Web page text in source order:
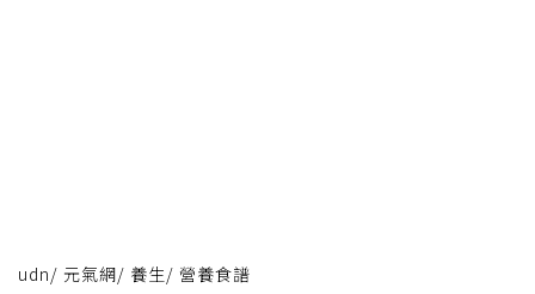
udn/ 元氣網/ 養生/ 營養食譜